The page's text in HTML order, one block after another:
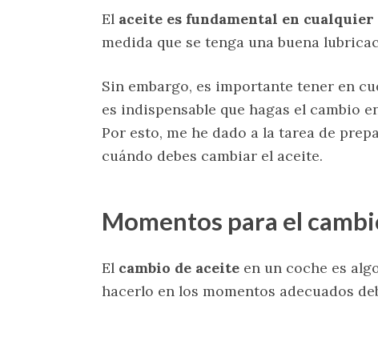
El aceite es fundamental en cualquier
medida que se tenga una buena
Sin embargo, es importante tener en
es indispensable que hagas el cambio
Por esto, me he dado a la tarea de
cuándo debes cambiar el aceite.
Momentos para el
El cambio de aceite en un coche es
hacerlo en los momentos adecuados